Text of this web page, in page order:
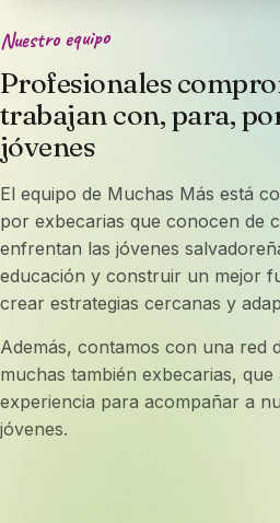
Nuestro equipo
Profesionales
trabajan con, para,
jóvenes
El equipo de Muchas Más está
por exbecarias que conocen de
enfrentan las jóvenes
educación y construir un mejor
crear estrategias cercanas y
Además, contamos con una red
muchas también exbecarias,
experiencia para acompañar a
jóvenes.